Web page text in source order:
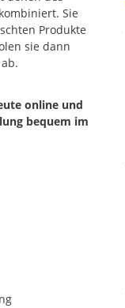
Sie
Produkte
sie dann
online und
bequem im